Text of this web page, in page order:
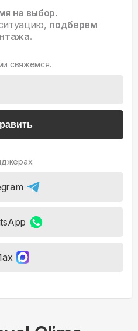
на выбор.
подберем
свяжемся.